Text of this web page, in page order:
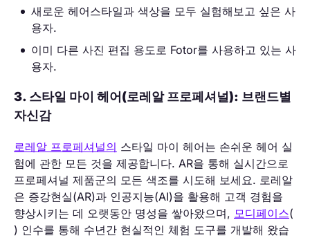
새로운 헤어스타일과 색상을 모두 실험해보고 싶은 사
용자.
이미 다른 사진 편집 용도로 Fotor를 사용하고 있는 사
용자.
3. 스타일 마이 헤어(로레알 프로페셔널): 브랜드별
자신감
로레알 프로페셔널의 스타일 마이 헤어는 손쉬운 헤어 실
험에 관한 모든 것을 제공합니다. AR을 통해 실시간으로
프로페셔널 제품군의 모든 색조를 시도해 보세요. 로레알
은 증강현실(AR)과 인공지능(AI)을 활용해 고객 경험을
향상시키는 데 오랫동안 명성을 쌓아왔으며, 모디페이스(
) 인수를 통해 수년간 현실적인 체험 도구를 개발해 왔습